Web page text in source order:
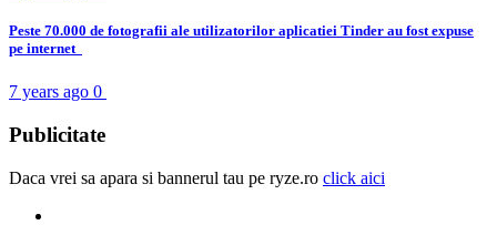
Peste 70.000 de fotografii ale utilizatorilor aplicatiei Tinder au fost expuse
pe internet
7 years ago 0
Publicitate
Daca vrei sa apara si bannerul tau pe ryze.ro click aici